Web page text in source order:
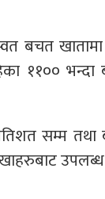
बचत
११००
सम्म तथा